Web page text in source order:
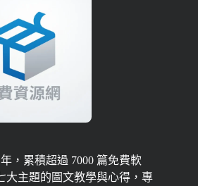
，累積超過 7000 篇免費軟
大主題的圖文教學與心得，專